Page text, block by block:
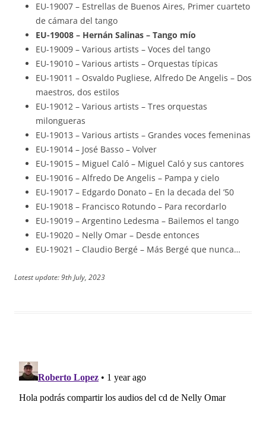
EU-19007 – Estrellas de Buenos Aires, Primer cuarteto
de cámara del tango
EU-19008 – Hernán Salinas – Tango mío
EU-19009 – Various artists – Voces del tango
EU-19010 – Various artists – Orquestas típicas
EU-19011 – Osvaldo Pugliese, Alfredo De Angelis – Dos
maestros, dos estilos
EU-19012 – Various artists – Tres orquestas
milongueras
EU-19013 – Various artists – Grandes voces femeninas
EU-19014 – José Basso – Volver
EU-19015 – Miguel Caló – Miguel Caló y sus cantores
EU-19016 – Alfredo De Angelis – Pampa y cielo
EU-19017 – Edgardo Donato – En la decada del ’50
EU-19018 – Francisco Rotundo – Para recordarlo
EU-19019 – Argentino Ledesma – Bailemos el tango
EU-19020 – Nelly Omar – Desde entonces
EU-19021 – Claudio Bergé – Más Bergé que nunca…
Latest update: 9th July, 2023